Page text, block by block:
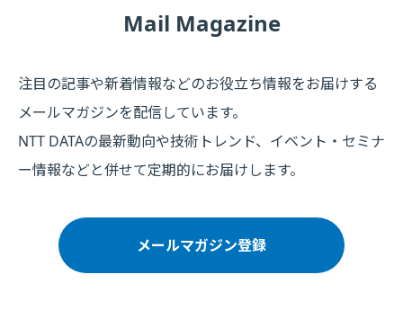
Mail Magazine
注目の記事や新着情報などのお役立ち情報をお届けする
メールマガジンを配信しています。
NTT DATAの最新動向や技術トレンド、イベント・セミナ
ー情報などと併せて定期的にお届けします。
メールマガジン登録